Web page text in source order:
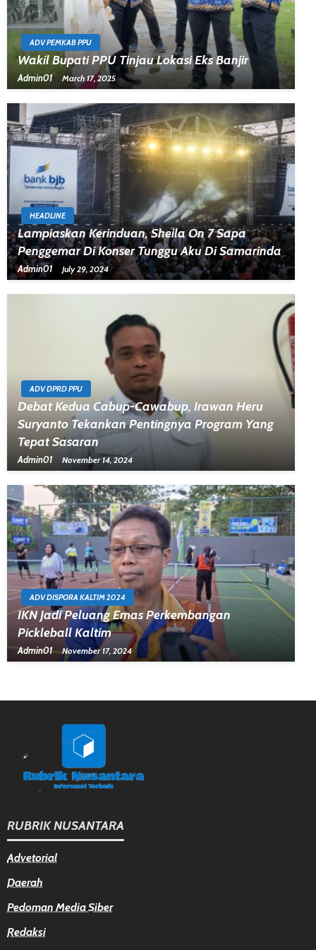
ADV PEMKAB PPU
Wakil Bupati PPU Tinjau Lokasi Eks Banjir
Admin01 March 17, 2025
HEADLINE
Lampiaskan Kerinduan, Sheila On 7 Sapa
Penggemar Di Konser Tunggu Aku Di Samarinda
Admin01 July 29, 2024
ADV DPRD PPU
Debat Kedua Cabup-Cawabup, Irawan Heru
Suryanto Tekankan Pentingnya Program Yang
Tepat Sasaran
Admin01 November 14, 2024
ADV DISPORA KALTIM 2024
IKN Jadi Peluang Emas Perkembangan
Pickleball Kaltim
Admin01 November 17, 2024
RUBRIK NUSANTARA
Advetorial
Daerah
Pedoman Media Siber
Redaksi